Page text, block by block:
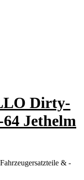
Dirty-
Jethelm
& -